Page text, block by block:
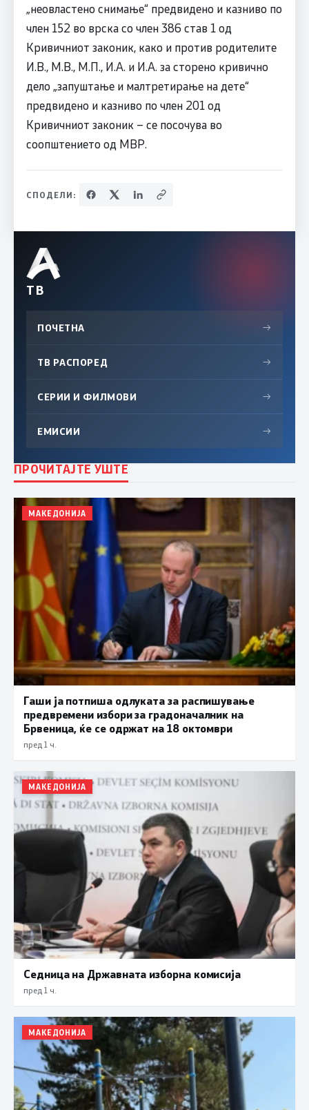
„неовластено снимање“ предвидено и казниво по
член 152 во врска со член 386 став 1 од
Кривичниот законик, како и против родителите
И.В., М.В., М.П., И.А. и И.А. за сторено кривично
дело „запуштање и малтретирање на дете“
предвидено и казниво по член 201 од
Кривичниот законик – се посочува во
соопштението од МВР.
СПОДЕЛИ:
ТВ
ПОЧЕТНА →
ТВ РАСПОРЕД →
СЕРИИ И ФИЛМОВИ →
ЕМИСИИ →
ПРОЧИТАЈТЕ УШТЕ
МАКЕДОНИЈА
Гаши ја потпиша одлуката за распишување
предвремени избори за градоначалник на
Брвеница, ќе се одржат на 18 октомври
пред 1 ч.
МАКЕДОНИЈА
Седница на Државната изборна комисија
пред 1 ч.
МАКЕДОНИЈА